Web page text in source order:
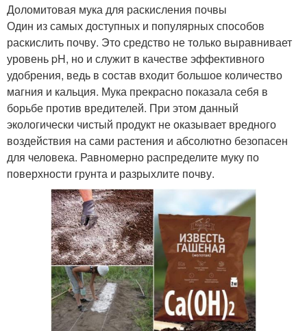
Доломитовая мука для раскисления почвы
Один из самых доступных и популярных способов
раскислить почву. Это средство не только выравнивает
уровень pH, но и служит в качестве эффективного
удобрения, ведь в состав входит большое количество
магния и кальция. Мука прекрасно показала себя в
борьбе против вредителей. При этом данный
экологически чистый продукт не оказывает вредного
воздействия на сами растения и абсолютно безопасен
для человека. Равномерно распределите муку по
поверхности грунта и разрыхлите почву.